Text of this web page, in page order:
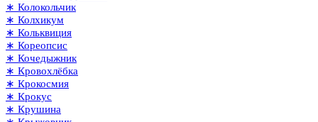
∗ Колокольчик
∗ Колхикум
∗ Кольквиция
∗ Кореопсис
∗ Кочедыжник
∗ Кровохлёбка
∗ Крокосмия
∗ Крокус
∗ Крушина